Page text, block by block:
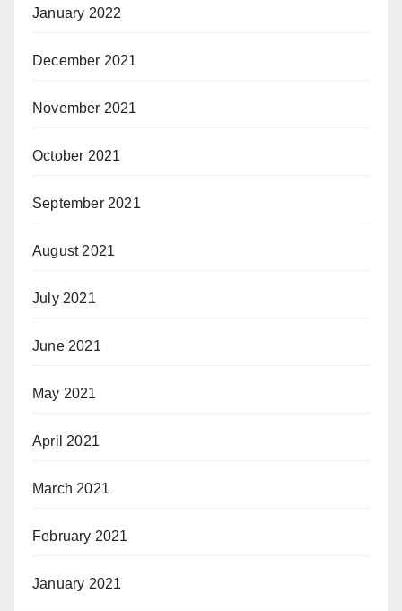
January 2022
December 2021
November 2021
October 2021
September 2021
August 2021
July 2021
June 2021
May 2021
April 2021
March 2021
February 2021
January 2021